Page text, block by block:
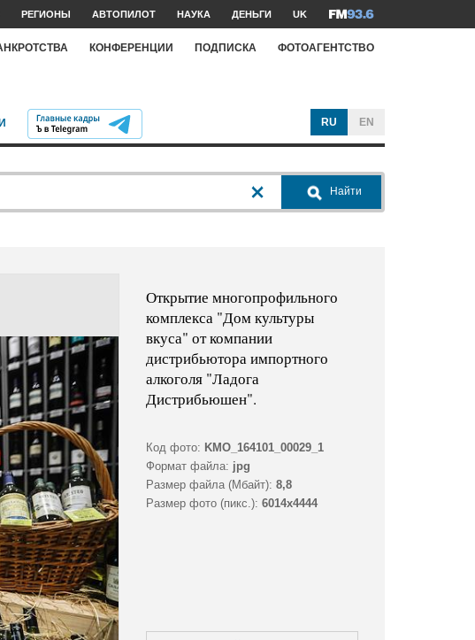
РЕГИОНЫ АВТОПИЛОТ НАУКА ДЕНЬГИ UK
КОНФЕРЕНЦИИ ПОДПИСКА ФОТОАГЕНТСТВО
RU EN
Найти
Открытие многопрофильного
комплекса "Дом культуры
вкуса" от компании
дистрибьютора импортного
алкоголя "Ладога
Дистрибьюшен".
Код фото: KMO_164101_00029_1
Формат файла: jpg
Размер файла (Мбайт): 8,8
Размер фото (пикс.): 6014x4444